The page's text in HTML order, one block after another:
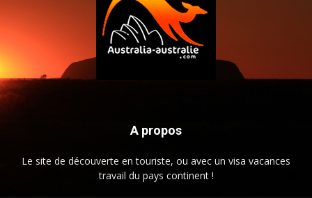
A propos
Le site de découverte en touriste, ou avec un visa vacances
travail du pays continent !